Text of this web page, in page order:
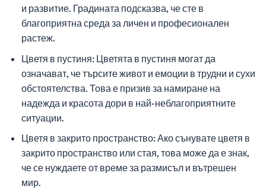
и развитие. Градината подсказва, че сте в
благоприятна среда за личен и професионален
растеж.
Цветя в пустиня: Цветята в пустиня могат да
означават, че търсите живот и емоции в трудни и сухи
обстоятелства. Това е призив за намиране на
надежда и красота дори в най-неблагоприятните
ситуации.
Цветя в закрито пространство: Ако сънувате цветя в
закрито пространство или стая, това може да е знак,
че се нуждаете от време за размисъл и вътрешен
мир.